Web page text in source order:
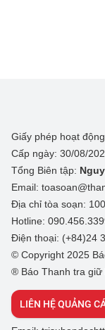
Giấy phép hoạt
Cấp ngày: 30/08/
Tổng Biên tập:
Email:
Địa chỉ tòa soạn:
Hotline:
Điện thoại: (+84)24
© Copyright 2025
® Báo Thanh tra giữ
LIÊN HỆ QUẢNG